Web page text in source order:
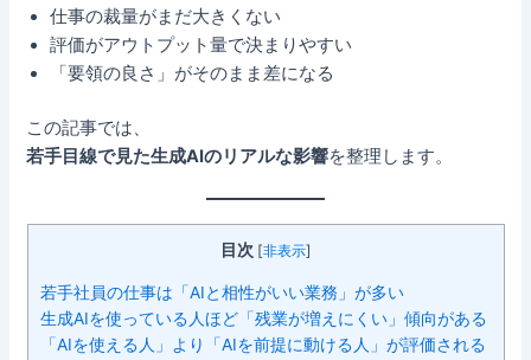
仕事の裁量がまだ大きくない
評価がアウトプット量で決まりやすい
「要領の良さ」がそのまま差になる
この記事では、
若手目線で見た生成AIのリアルな影響を整理します。
目次 [非表示]
若手社員の仕事は「AIと相性がいい業務」が多い
生成AIを使っている人ほど「残業が増えにくい」傾向がある
「AIを使える人」より「AIを前提に動ける人」が評価される